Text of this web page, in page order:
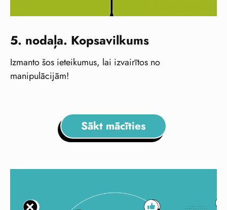
5. nodaļa. Kopsavilkums
Izmanto šos ieteikumus, lai izvairītos no
manipulācijām!
Sākt mācīties